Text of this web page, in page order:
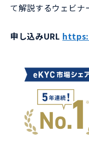
て解説するウェビナ
申し込みURL